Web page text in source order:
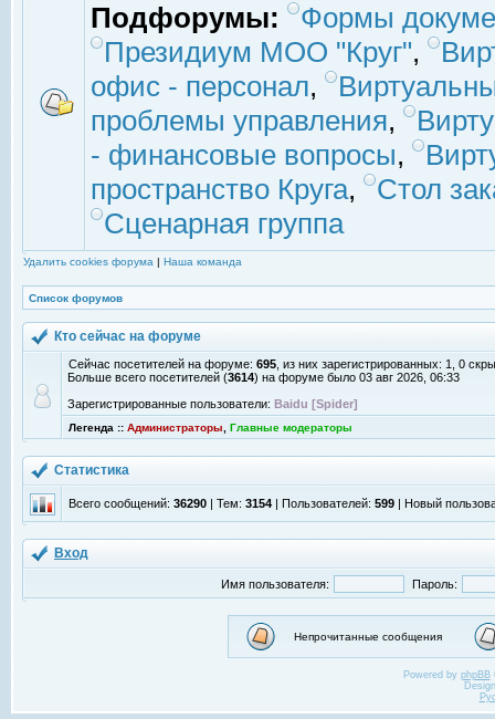
Подфорумы:
Формы
Президиум МОО "Круг",
офис - персонал,
проблемы управления,
- финансовые вопросы,
пространство Круга,
Стол
Сценарная группа
Удалить cookies форума | Наша команда
Список форумов
Кто сейчас на форуме
Сейчас посетителей на форуме: 695 , из них зарегистрированных: 1, 0
Больше всего посетителей (3614) на форуме было 03 авг 2026, 06:33
Зарегистрированные пользователи: Baidu [Spider]
Легенда :: Администраторы Главные модераторы
Статистика
Всего сообщений: 36290 | Тем: 3154 | Пользователей: 599 | Новый
Вход
Имя пользователя: Пароль:
Непрочитанные сообщения
Powered by phpBB